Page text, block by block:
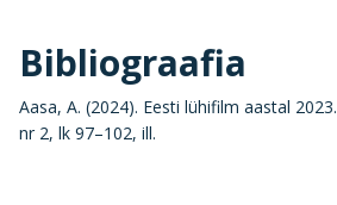
Bibliograafia
Aasa, A. (2024). Eesti lühifilm aastal 2023.
nr 2, lk 97–102, ill.